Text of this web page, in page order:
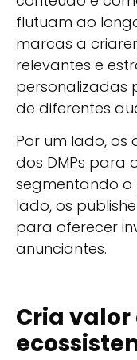
flutuam ao
marcas a
relevantes e
personalizadas
de diferentes
Por um lado, os
dos DMPs para
segmentando o
lado, os
para oferecer
anunciantes.
Cria valor